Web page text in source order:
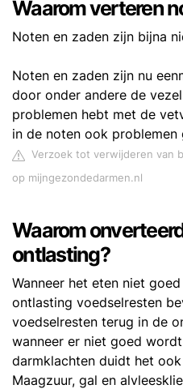
Waarom verteren
Noten en zaden zijn bijna
Noten en zaden zijn nu
door onder andere de
problemen hebt met de
in de noten ook problemen
Verzoek tot verwijderen van
op mijngezondedarmen.nl
Waarom
ontlasting?
Wanneer het eten niet
ontlasting voedselresten
voedselresten terug in de
wanneer er niet goed
darmklachten duidt het
Maagzuur, gal en